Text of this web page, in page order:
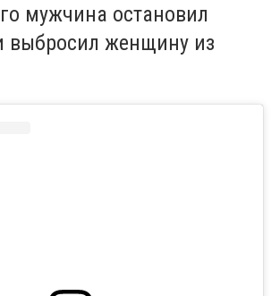
мужчина остановил
выбросил женщину из